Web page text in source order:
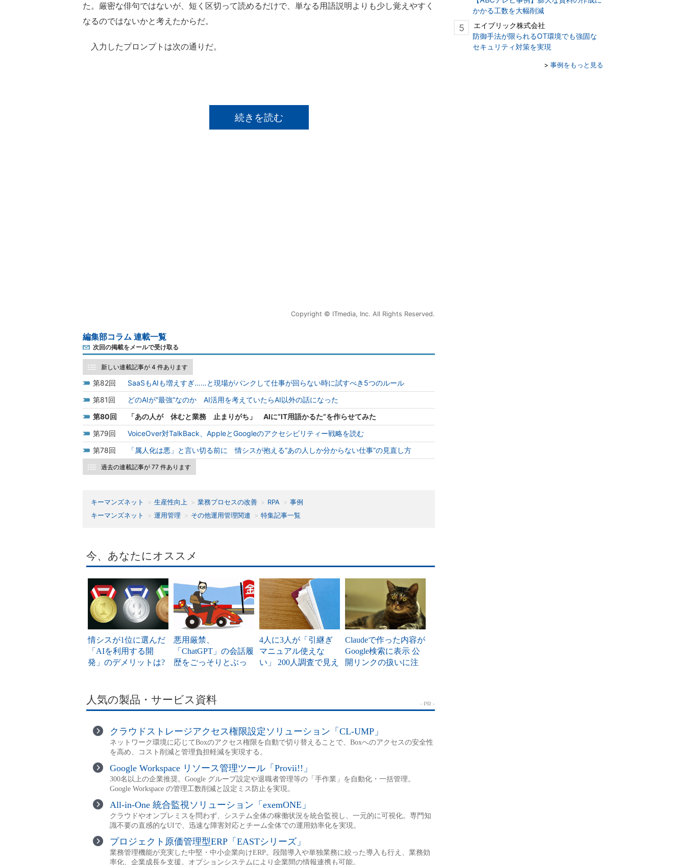
た。厳密な俳句ではないが、短く区切って読めるだけで、単なる用語説明よりも少し覚えやすく
なるのではないかと考えたからだ。
入力したプロンプトは次の通りだ。
続きを読む
Copyright © ITmedia, Inc. All Rights Reserved.
編集部コラム 連載一覧
次回の掲載をメールで受け取る
新しい連載記事が 4 件あります
82
SaaSもAIも増えすぎ……と現場がパンクして仕事が回らない時に試すべき5つのルール
81
どのAIが“最強”なのか AI活用を考えていたらAI以外の話になった
80
「あの人が 休むと業務 止まりがち」 AIに“IT用語かるた”を作らせてみた
79
VoiceOver対TalkBack、AppleとGoogleのアクセシビリティー戦略を読む
78
「属人化は悪」と言い切る前に 情シスが抱える“あの人しか分からない仕事”の見直し方
過去の連載記事が 77 件あります
キーマンズネット 生産性向上 業務プロセスの改善 RPA
事例
キーマンズネット
運用管理 その他運用管理関連 特集記事一覧